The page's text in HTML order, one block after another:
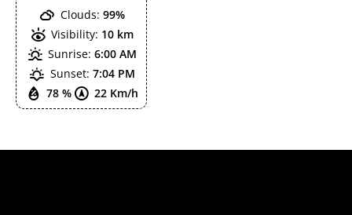
78 % 22 Km/h
Clouds: 99%
Visibility: 10 km
Sunrise: 6:00 AM
Sunset: 7:04 PM